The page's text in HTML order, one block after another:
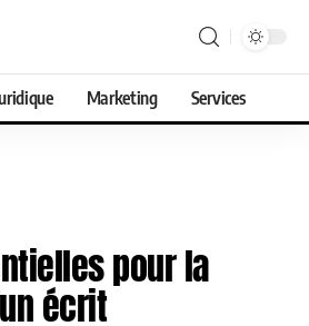
Marketing Services
pour la
écrit